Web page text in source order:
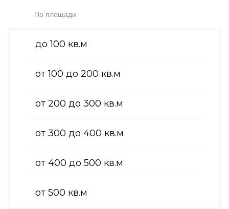
По площади
до 100 кв.м
от 100 до 200 кв.м
от 200 до 300 кв.м
от 300 до 400 кв.м
от 400 до 500 кв.м
от 500 кв.м